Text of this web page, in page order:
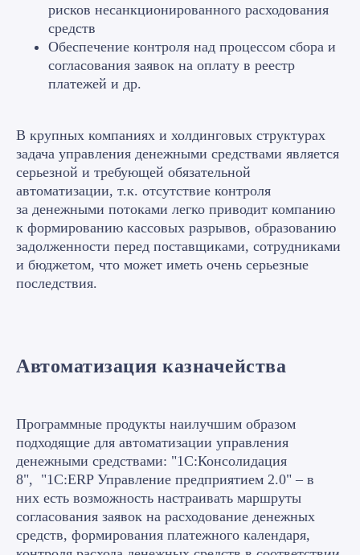
рисков несанкционированного расходования
средств
Обеспечение контроля над процессом сбора и
согласования заявок на оплату в реестр
платежей и др.
В крупных компаниях и холдинговых структурах
задача управления денежными средствами является
серьезной и требующей обязательной
автоматизации, т.к. отсутствие контроля
за денежными потоками легко приводит компанию
к формированию кассовых разрывов, образованию
задолженности перед поставщиками, сотрудниками
и бюджетом, что может иметь очень серьезные
последствия.
Автоматизация казначейства
Программные продукты наилучшим образом
подходящие для автоматизации управления
денежными средствами: "1С:Консолидация
8", "1С:ERP Управление предприятием 2.0" – в
них есть возможность настраивать маршруты
согласования заявок на расходование денежных
средств, формирования платежного календаря,